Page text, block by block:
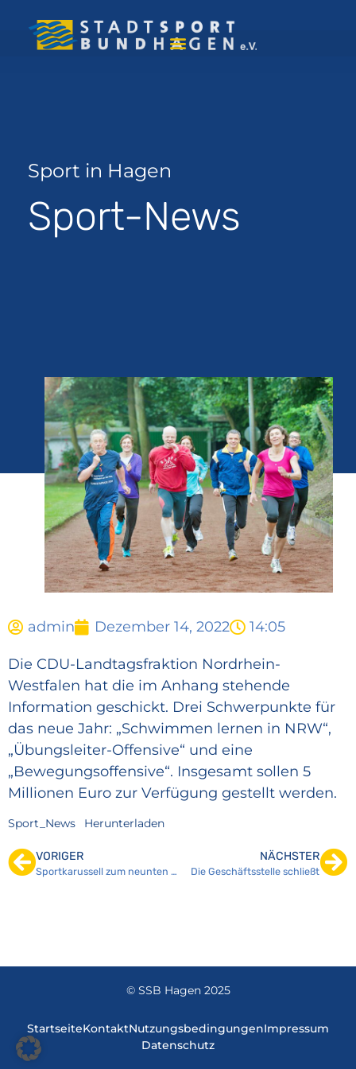
Sport in Hagen
Sport-News
admin Dezember 14, 2022 14:05
Die CDU-Landtagsfraktion Nordrhein-
Westfalen hat die im Anhang stehende
Information geschickt. Drei Schwerpunkte für
das neue Jahr: „Schwimmen lernen in NRW“,
„Übungsleiter-Offensive“ und eine
„Bewegungsoffensive“. Insgesamt sollen 5
Millionen Euro zur Verfügung gestellt werden.
Sport_News Herunterladen
VORIGER
Sportkarussell zum neunten Mal gestartet
NÄCHSTER
Die Geschäftsstelle schließt
© SSB Hagen 2025
StartseiteKontaktNutzungsbedingungenImpressum
Datenschutz